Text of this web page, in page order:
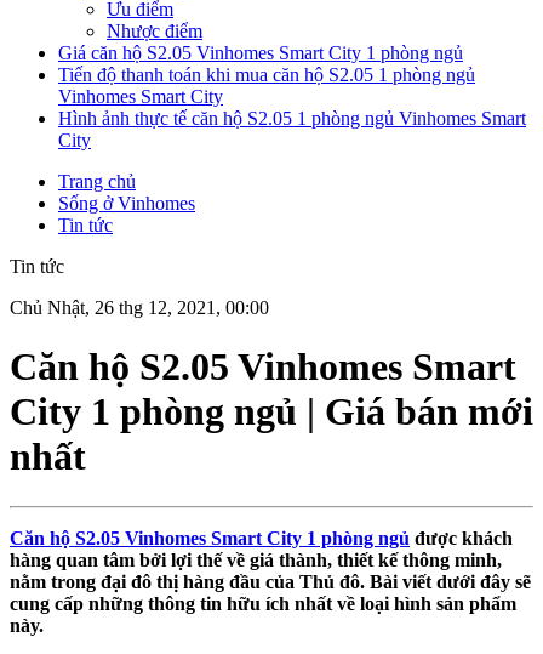
Ưu điểm
Nhược điểm
Giá căn hộ S2.05 Vinhomes Smart City 1 phòng ngủ
Tiến độ thanh toán khi mua căn hộ S2.05 1 phòng ngủ
Vinhomes Smart City
Hình ảnh thực tế căn hộ S2.05 1 phòng ngủ Vinhomes Smart
City
Trang chủ
Sống ở Vinhomes
Tin tức
Tin tức
Chủ Nhật, 26 thg 12, 2021, 00:00
Căn hộ S2.05 Vinhomes Smart
City 1 phòng ngủ | Giá bán mới
nhất
Căn hộ S2.05 Vinhomes Smart City 1 phòng ngủ được khách
hàng quan tâm bởi lợi thế về giá thành, thiết kế thông minh,
nằm trong đại đô thị hàng đầu của Thủ đô. Bài viết dưới đây sẽ
cung cấp những thông tin hữu ích nhất về loại hình sản phẩm
này.